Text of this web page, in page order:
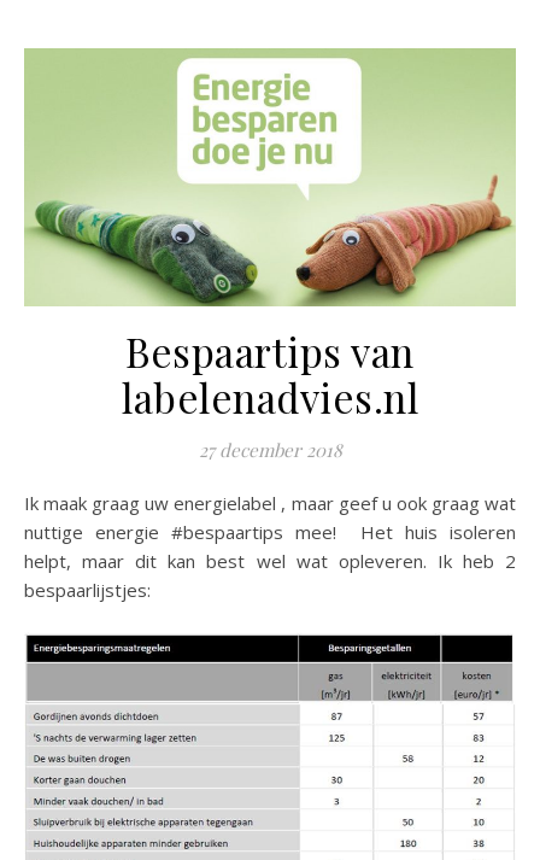
Bespaartips van
labelenadvies.nl
27 december 2018
Ik maak graag uw energielabel , maar geef u ook graag wat
nuttige energie #bespaartips mee! Het huis isoleren
helpt, maar dit kan best wel wat opleveren. Ik heb 2
bespaarlijstjes: